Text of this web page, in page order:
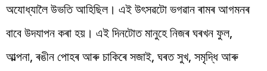
অযোধ্যালৈ উভতি আহিছিল। এই উৎসৱটো ভগৱান ৰামৰ আগমনৰ
বাবে উদযাপন কৰা হয়। এই দিনটোত মানুহে নিজৰ ঘৰখন ফুল,
আল্পনা, ৰঙীন পোহৰ আৰু চাকিৰে সজাই, ঘৰত সুখ, সমৃদ্ধি আৰু